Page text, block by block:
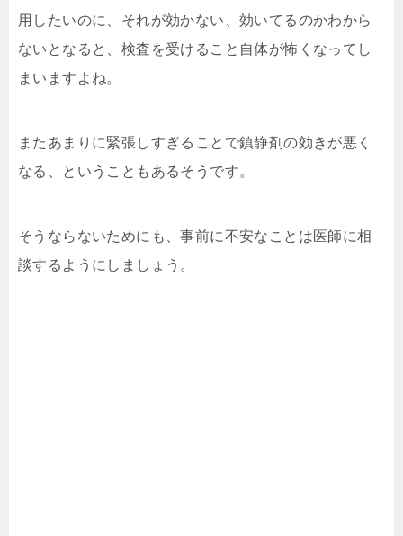
用したいのに、それが効かない、効いてるのかわから
ないとなると、検査を受けること自体が怖くなってし
まいますよね。
またあまりに緊張しすぎることで鎮静剤の効きが悪く
なる、ということもあるそうです。
そうならないためにも、事前に不安なことは医師に相
談するようにしましょう。